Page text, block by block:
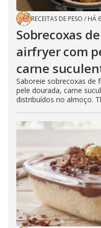
RECEITAS DE PESO / HÁ
Sobrecoxas
airfryer com
carne
Saboreie sobrecoxas de
pele dourada, carne
distribuídos no almoço.